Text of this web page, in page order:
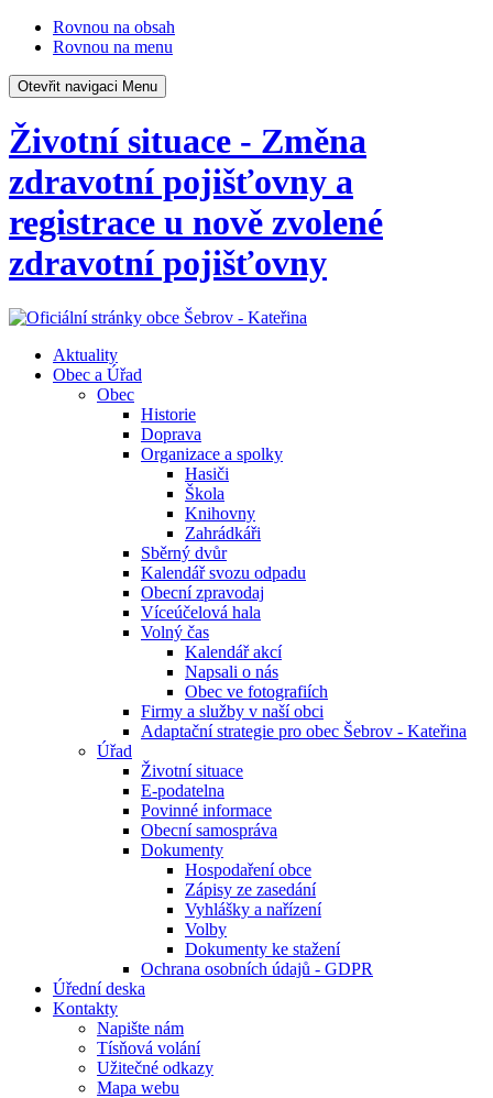
Rovnou na obsah
Rovnou na menu
Otevřit navigaci Menu
Životní situace - Změna
zdravotní pojišťovny a
registrace u nově zvolené
zdravotní pojišťovny
Aktuality
Obec a Úřad
Obec
Historie
Doprava
Organizace a spolky
Hasiči
Škola
Knihovny
Zahrádkáři
Sběrný dvůr
Kalendář svozu odpadu
Obecní zpravodaj
Víceúčelová hala
Volný čas
Kalendář akcí
Napsali o nás
Obec ve fotografiích
Firmy a služby v naší obci
Adaptační strategie pro obec Šebrov - Kateřina
Úřad
Životní situace
E-podatelna
Povinné informace
Obecní samospráva
Dokumenty
Hospodaření obce
Zápisy ze zasedání
Vyhlášky a nařízení
Volby
Dokumenty ke stažení
Ochrana osobních údajů - GDPR
Úřední deska
Kontakty
Napište nám
Tísňová volání
Užitečné odkazy
Mapa webu